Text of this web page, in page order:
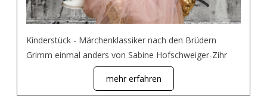
Kinderstück - Märchenklassiker nach den Brüdern
Grimm einmal anders von Sabine Hofschweiger-Zihr
mehr erfahren